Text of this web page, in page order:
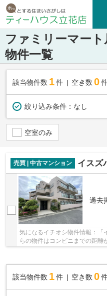
ファミリーマー
物件一覧
該当物件数 1件 空き数 0
絞り込み条件： なし
空室のみ
売買 | 中古マンション イスズ
過去
気になるイチオシ物件情報：
らの物件はコンビニまでの距
該当物件数 1件 空き数 0